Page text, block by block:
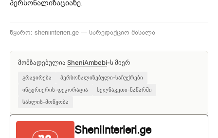
პერსონალიზაციაზე.
წყარო: sheniinterieri.ge — სარედაქციო მასალა
მომზადებულია SheniAmbebi-ს მიერ
გრავირება
პერსონალიზებული-საჩუქრები
ინტერიერის-დეკორაცია
ხელნაკეთი-ნაწარმი
სახლის-მოწყობა
SheniInterieri.ge